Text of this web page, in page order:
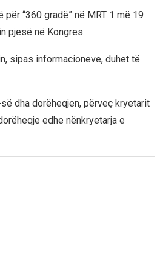
“360 gradë” në MRT 1 më 19
pjesë në Kongres.
sipas informacioneve, duhet të
dha dorëheqjen, përveç kryetarit
edhe nënkryetarja e